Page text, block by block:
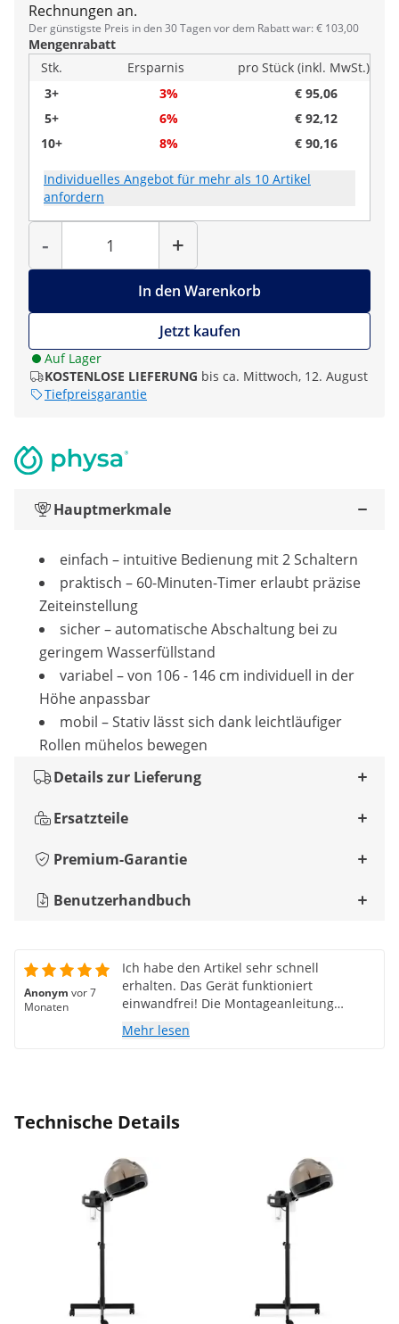
Rechnungen an.
Der günstigste Preis in den 30 Tagen vor dem Rabatt war: € 103,00
Mengenrabatt
Stk.
Ersparnis
pro Stück (inkl. MwSt.)
3+
3%
€ 95,06
5+
6%
€ 92,12
10+
8% € 90,16
Individuelles Angebot für mehr als 10 Artikel
anfordern
-
Menge
+
In den Warenkorb
Jetzt kaufen
Auf Lager
KOSTENLOSE LIEFERUNG bis ca. Mittwoch, 12. August
Tiefpreisgarantie
Hauptmerkmale
einfach – intuitive Bedienung mit 2 Schaltern
praktisch – 60-Minuten-Timer erlaubt präzise
Zeiteinstellung
sicher – automatische Abschaltung bei zu
geringem Wasserfüllstand
variabel – von 106 - 146 cm individuell in der
Höhe anpassbar
mobil – Stativ lässt sich dank leichtläufiger
Rollen mühelos bewegen
Details zur Lieferung
Ersatzteile
Premium-Garantie
Benutzerhandbuch
Anonym vor 7
Monaten
Ich habe den Artikel sehr schnell
erhalten. Das Gerät funktioniert
einwandfrei! Die Montageanleitung
befindet sich in der Broschüre. Scannen
Sie einfach den QR-Code, um die
Mehr lesen
Technische Details